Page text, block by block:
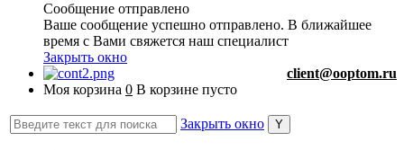
Сообщение отправлено
Ваше сообщение успешно отправлено. В ближайшее
время с Вами свяжется наш специалист
Закрыть окно
client@ooptom.ru
Моя корзина 0 В корзине пусто
Закрыть окно